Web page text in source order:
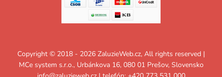
Copyright © 2018 - 2026 ZaluzieWeb.cz, All rights reserved |
MCe system s.r.o., Urbánkova 16, 080 01 Prešov, Slovensko